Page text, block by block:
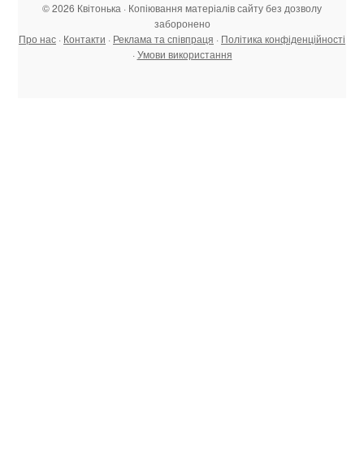
© 2026 Квітонька · Копіювання матеріалів сайту без дозволу
заборонено
Про нас · Контакти · Реклама та співпраця · Політика конфіденційності
·Умови використання